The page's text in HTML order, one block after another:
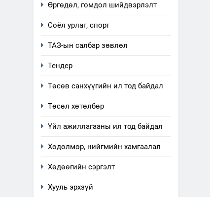
Өргөдөл, гомдол шийдвэрлэлт
Соёл урлаг, спорт
ТАЗ-ын салбар зөвлөл
Тендер
Төсөв санхүүгийн ил тод байдал
Төсөл хөтөлбөр
Үйл ажиллагааны ил тод байдал
Хөдөлмөр, нийгмийн хамгаалал
Хөдөөгийн сэргэлт
Хууль эрхзүй